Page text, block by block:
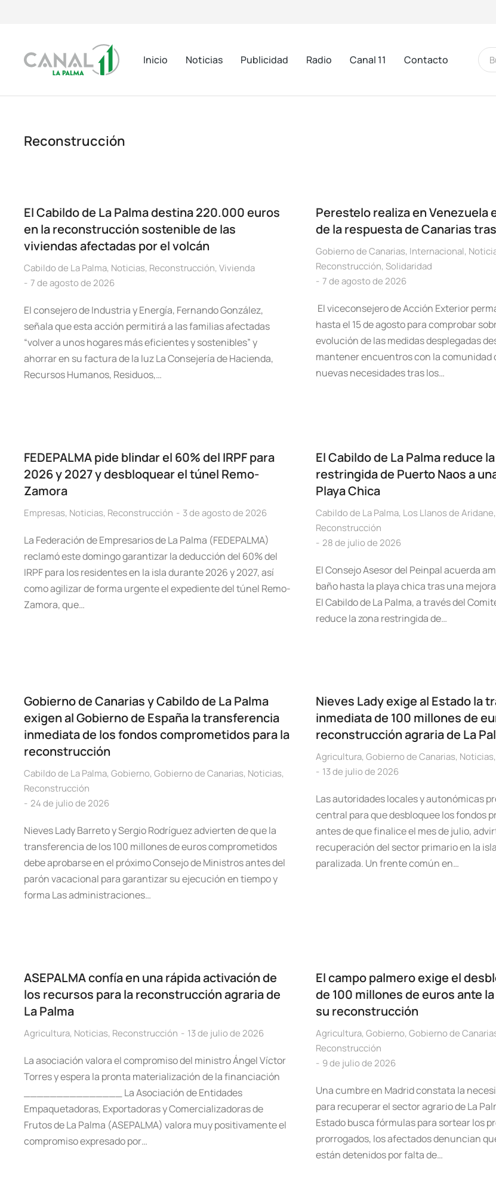
Inicio Noticias Publicidad Radio Canal 11 Contacto
Reconstrucción
El Cabildo de La Palma destina 220.000 euros
en la reconstrucción sostenible de las
viviendas afectadas por el volcán
Cabildo de La Palma, Noticias, Reconstrucción, Vivienda
7 de agosto de 2026
El consejero de Industria y Energía, Fernando González,
señala que esta acción permitirá a las familias afectadas
“volver a unos hogares más eficientes y sostenibles” y
ahorrar en su factura de la luz La Consejería de Hacienda,
Recursos Humanos, Residuos,…
Perestelo realiza en Venezuela
de la respuesta de Canarias
Gobierno de Canarias, Internacional,
Reconstrucción, Solidaridad
7 de agosto de 2026
El viceconsejero de Acción Exterior
hasta el 15 de agosto para comprobar
evolución de las medidas desplegadas
mantener encuentros con la comunidad
nuevas necesidades tras los…
FEDEPALMA pide blindar el 60% del IRPF para
2026 y 2027 y desbloquear el túnel Remo-
Zamora
Empresas, Noticias, Reconstrucción 3 de agosto de 2026
La Federación de Empresarios de La Palma (FEDEPALMA)
reclamó este domingo garantizar la deducción del 60% del
IRPF para los residentes en la isla durante 2026 y 2027, así
como agilizar de forma urgente el expediente del túnel Remo-
Zamora, que…
El Cabildo de La Palma reduce
restringida de Puerto Naos a
Playa Chica
Cabildo de La Palma, Los Llanos de Aridane,
Reconstrucción
28 de julio de 2026
El Consejo Asesor del Peinpal acuerda
baño hasta la playa chica tras una
El Cabildo de La Palma, a través del
reduce la zona restringida de…
Gobierno de Canarias y Cabildo de La Palma
exigen al Gobierno de España la transferencia
inmediata de los fondos comprometidos para la
reconstrucción
Cabildo de La Palma, Gobierno, Gobierno de Canarias, Noticias,
Reconstrucción
24 de julio de 2026
Nieves Lady Barreto y Sergio Rodríguez advierten de que la
transferencia de los 100 millones de euros comprometidos
debe aprobarse en el próximo Consejo de Ministros antes del
parón vacacional para garantizar su ejecución en tiempo y
forma Las administraciones…
Nieves Lady exige al Estado la
inmediata de 100 millones de
reconstrucción agraria de La
Agricultura, Gobierno de Canarias, Noticias,
13 de julio de 2026
Las autoridades locales y autonómicas
central para que desbloquee los fondos
antes de que finalice el mes de julio,
recuperación del sector primario en la
paralizada. Un frente común en…
ASEPALMA confía en una rápida activación de
los recursos para la reconstrucción agraria de
La Palma
Agricultura, Noticias, Reconstrucción 13 de julio de 2026
La asociación valora el compromiso del ministro Ángel Víctor
Torres y espera la pronta materialización de la financiación
_______________ La Asociación de Entidades
Empaquetadoras, Exportadoras y Comercializadoras de
Frutos de La Palma (ASEPALMA) valora muy positivamente el
compromiso expresado por…
El campo palmero exige el
de 100 millones de euros ante
su reconstrucción
Agricultura, Gobierno, Gobierno de
Reconstrucción
9 de julio de 2026
Una cumbre en Madrid constata la
para recuperar el sector agrario de La
Estado busca fórmulas para sortear los
prorrogados, los afectados denuncian
están detenidos por falta de…